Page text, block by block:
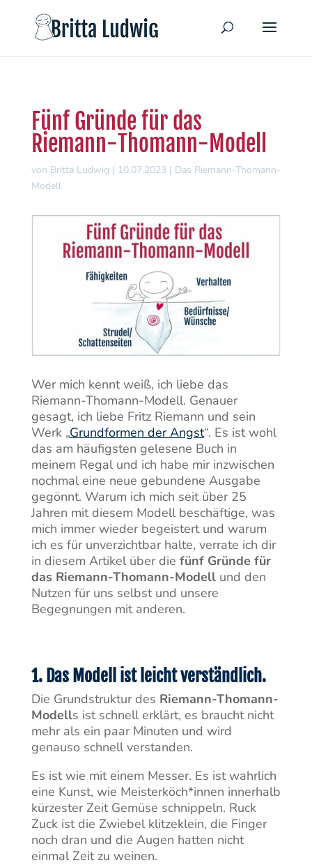
Fünf Gründe für das
Riemann-Thomann-Modell
von Britta Ludwig | 10.07.2023| Das Riemann-Thomann-
Modell
Wer mich kennt weiß, ich liebe das
Riemann-Thomann-Modell. Genauer
gesagt, ich liebe Fritz Riemann und sein
Werk „Grundformen der Angst“. Es ist wohl
das am häufigsten gelesene Buch in
meinem Regal und ich habe mir inzwischen
nochmal eine neue gebundene Ausgabe
gegönnt. Warum ich mich seit über 25
Jahren mit diesem Modell beschäftige, was
mich immer wieder begeistert und warum
ich es für unverzichtbar halte, verrate ich dir
in diesem Artikel über die fünf Gründe für
das Riemann-Thomann-Modell und den
Nutzen für uns selbst und unsere
Begegnungen mit anderen.
1. Das Modell ist leicht verständlich.
Die Grundstruktur des Riemann-Thomann-
Modells ist schnell erklärt, es braucht nicht
mehr als ein paar Minuten und wird
genauso schnell verstanden.
Es ist wie mit einem Messer. Es ist wahrlich
eine Kunst, wie Meisterköch*innen innerhalb
kürzester Zeit Gemüse schnippeln. Ruck
Zuck ist die Zwiebel klitzeklein, die Finger
noch dran und die Augen hatten nicht
einmal Zeit zu weinen.